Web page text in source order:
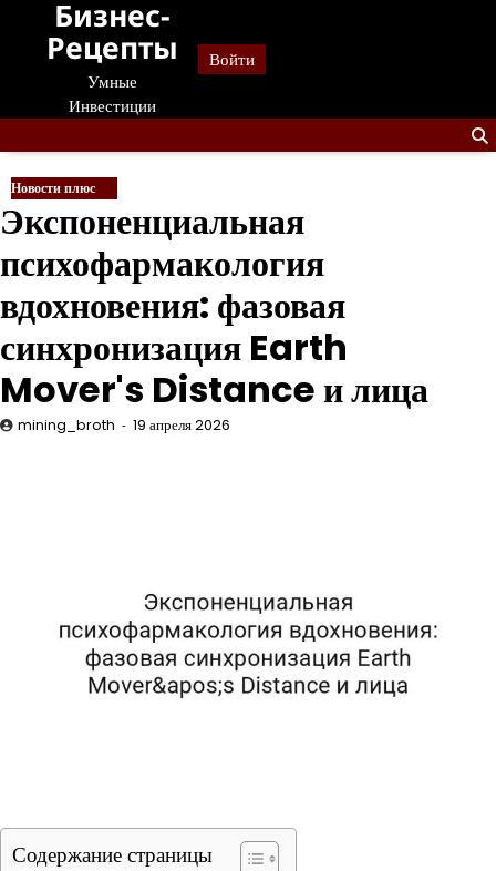
Перейти
содержанию
Бизнес-
Рецепты
Умные
Инвестиции
Войти
Новости плюс
Экспоненциальная
психофармакология
вдохновения: фазовая
синхронизация Earth
Mover's Distance и лица
mining_broth 19 апреля 2026
Содержание страницы